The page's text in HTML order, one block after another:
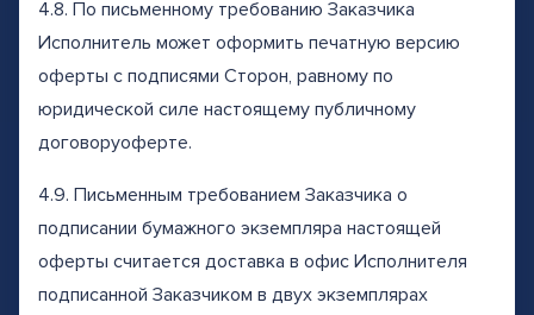
4.8. По письменному требованию Заказчика
Исполнитель может оформить печатную версию
оферты с подписями Сторон, равному по
юридической силе настоящему публичному
договоруоферте.
4.9. Письменным требованием Заказчика о
подписании бумажного экземпляра настоящей
оферты считается доставка в офис Исполнителя
подписанной Заказчиком в двух экземплярах